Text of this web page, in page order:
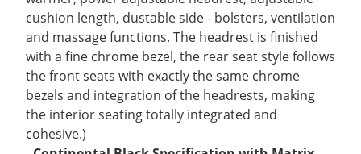
cushion length, dustable side - bolsters, ventilation
and massage functions. The headrest is finished
with a fine chrome bezel, the rear seat style follows
the front seats with exactly the same chrome
bezels and integration of the headrests, making
the interior seating totally integrated and
cohesive.)